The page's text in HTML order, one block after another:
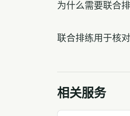
为什么需要联合排
联合排练用于核
相关服务